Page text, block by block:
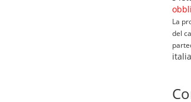
La
del